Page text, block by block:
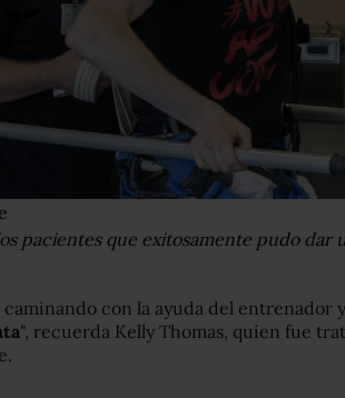
pacientes que exitosamente pudo dar
con la ayuda del entrenador y
", recuerda Kelly Thomas, quien fue